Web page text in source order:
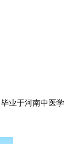
业于河南中医学